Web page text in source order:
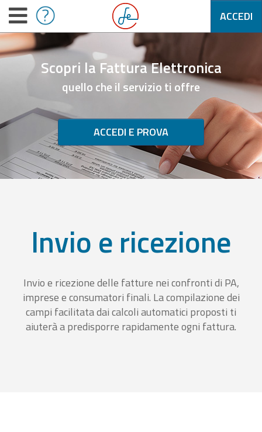
ACCEDI
Scopri la Fattura Elettronica
quello che il servizio ti offre
ACCEDI E PROVA
Invio e ricezione
Invio e ricezione delle fatture nei confronti di PA,
imprese e consumatori finali. La compilazione dei
campi facilitata dai calcoli automatici proposti ti
aiuterà a predisporre rapidamente ogni fattura.